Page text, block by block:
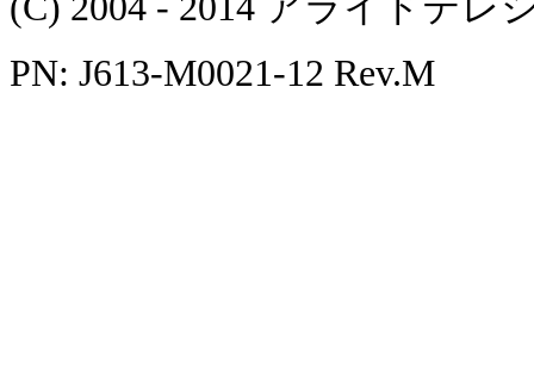
PN: J613-M0021-12 Rev.M